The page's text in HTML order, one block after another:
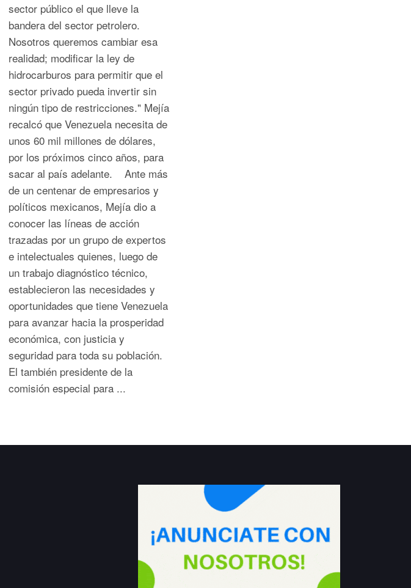
sector público el que lleve la
bandera del sector petrolero.
Nosotros queremos cambiar esa
realidad; modificar la ley de
hidrocarburos para permitir que el
sector privado pueda invertir sin
ningún tipo de restricciones." Mejía
recalcó que Venezuela necesita de
unos 60 mil millones de dólares,
por los próximos cinco años, para
sacar al país adelante. Ante más
de un centenar de empresarios y
políticos mexicanos, Mejía dio a
conocer las líneas de acción
trazadas por un grupo de expertos
e intelectuales quienes, luego de
un trabajo diagnóstico técnico,
establecieron las necesidades y
oportunidades que tiene Venezuela
para avanzar hacia la prosperidad
económica, con justicia y
seguridad para toda su población.
El también presidente de la
comisión especial para ...